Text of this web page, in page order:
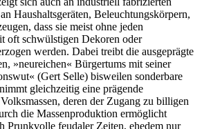
Haushaltsgeräten, Beleuchtungskörpern,
dass sie meist ohne jeden
oft schwülstigen Dekoren oder
werden. Dabei treibt die ausgeprägte
»neureichen« Bürgertums mit seiner
(Gert Selle) bisweilen sonderbare
gleichzeitig eine prägende
deren der Zugang zu billigen
die Massenproduktion ermöglicht
Prunkvolle feudaler Zeiten, ehedem nur